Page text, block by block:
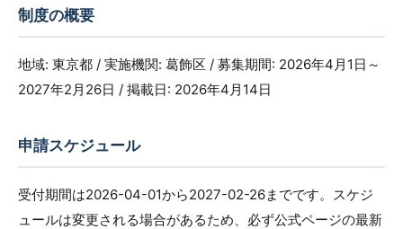
制度の概要
地域: 東京都 / 実施機関: 葛飾区 / 募集期間: 2026年4月1日～
2027年2月26日 / 掲載日: 2026年4月14日
申請スケジュール
受付期間は2026-04-01から2027-02-26までです。スケジ
ュールは変更される場合があるため、必ず公式ページの最新